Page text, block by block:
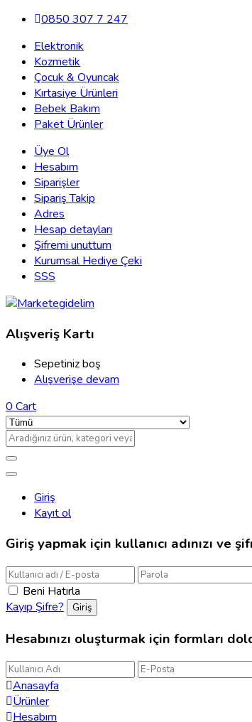
0850 307 7 247
Elektronik
Kozmetik
Çocuk & Oyuncak
Kırtasiye Ürünleri
Bebek Bakım
Paket Ürünler
Üye Ol
Hesabım
Siparişler
Sipariş Takip
Adres
Hesap detayları
Şifremi unuttum
Kurumsal Hediye Çeki
SSS
Alışveriş Kartı
Sepetiniz boş
Alışverişe devam
0Cart
Giriş
Kayıt ol
Giriş yapmak için kullanıcı adınızı ve
Beni Hatırla
Kayıp Şifre?
Hesabınızı oluşturmak için formları
Anasayfa
Ürünler
Hesabım